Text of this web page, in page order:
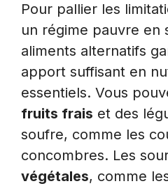
Pour pallier les
un régime pauvre en
aliments alternatifs
apport suffisant en
essentiels. Vous
fruits frais et des
soufre, comme les
concombres. Les
végétales, comme